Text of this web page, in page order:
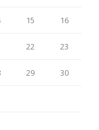
15 16
22 23
29 30